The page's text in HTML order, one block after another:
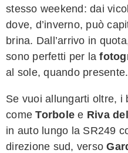
stesso weekend: dai
dove, d’inverno, può
brina. Dall’arrivo in
sono perfetti per la
al sole, quando presente.
Se vuoi allungarti oltre, i
comeTorbole e Riva
in auto lungo la SR249
direzione sud, verso